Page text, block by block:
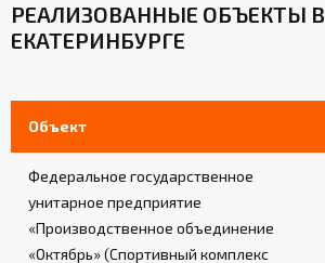
РЕАЛИЗОВАННЫЕ ОБЪЕКТЫ В
ЕКАТЕРИНБУРГЕ
Объект
Федеральное государственное
унитарное предприятие
«Производственное объединение
«Октябрь» (Спортивный комплекс